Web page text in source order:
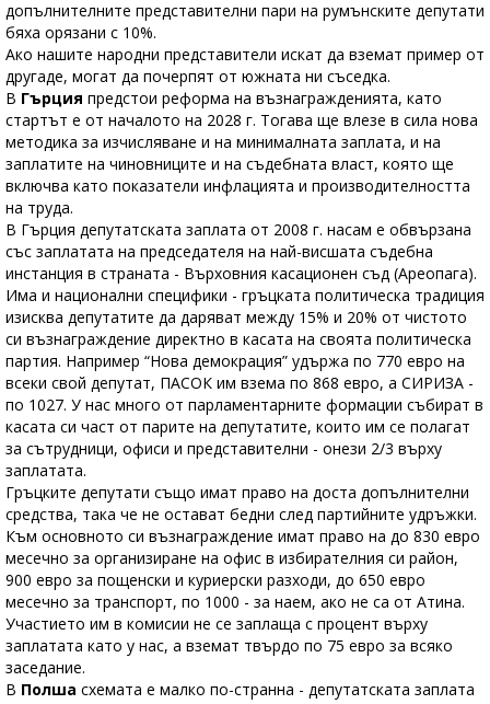
допълнителните представителни пари на румънските депутати
бяха орязани с 10%.
Ако нашите народни представители искат да вземат пример от
другаде, могат да почерпят от южната ни съседка.
В Гърция предстои реформа на възнагражденията, като
стартът е от началото на 2028 г. Тогава ще влезе в сила нова
методика за изчисляване и на минималната заплата, и на
заплатите на чиновниците и на съдебната власт, която ще
включва като показатели инфлацията и производителността
на труда.
В Гърция депутатската заплата от 2008 г. насам е обвързана
със заплатата на председателя на най-висшата съдебна
инстанция в страната - Върховния касационен съд (Ареопага).
Има и национални специфики - гръцката политическа традиция
изисква депутатите да даряват между 15% и 20% от чистото
си възнаграждение директно в касата на своята политическа
партия. Например “Нова демокрация” удържа по 770 евро на
всеки свой депутат, ПАСОК им взема по 868 евро, а СИРИЗА -
по 1027. У нас много от парламентарните формации събират в
касата си част от парите на депутатите, които им се полагат
за сътрудници, офиси и представителни - онези 2/3 върху
заплатата.
Гръцките депутати също имат право на доста допълнителни
средства, така че не остават бедни след партийните удръжки.
Към основното си възнаграждение имат право на до 830 евро
месечно за организиране на офис в избирателния си район,
900 евро за пощенски и куриерски разходи, до 650 евро
месечно за транспорт, по 1000 - за наем, ако не са от Атина.
Участието им в комисии не се заплаща с процент върху
заплатата като у нас, а вземат твърдо по 75 евро за всяко
заседание.
В Полша схемата е малко по-странна - депутатската заплата